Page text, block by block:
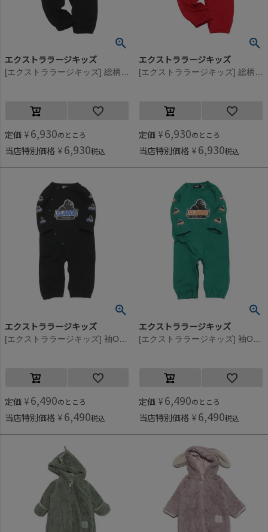
エクストララージキッズ
[エクストララージキッズ] 総柄グラフィティ長袖2WAYオール クロ(80)
定価 ¥ 6,930のところ
当店特別価格 ¥ 6,930税込
エクストララージキッズ
[エクストララージキッズ] 総柄グラフィティ長袖2WAYオール アカ(10)
定価 ¥ 6,930のところ
当店特別価格 ¥ 6,930税込
エクストララージキッズ
[エクストララージキッズ] 袖OGプリント長袖2WAYオール クロ(80)
定価 ¥ 6,490のところ
当店特別価格 ¥ 6,490税込
エクストララージキッズ
[エクストララージキッズ] 袖OGプリント長袖2WAYオール グリーン(40)
定価 ¥ 6,490のところ
当店特別価格 ¥ 6,490税込